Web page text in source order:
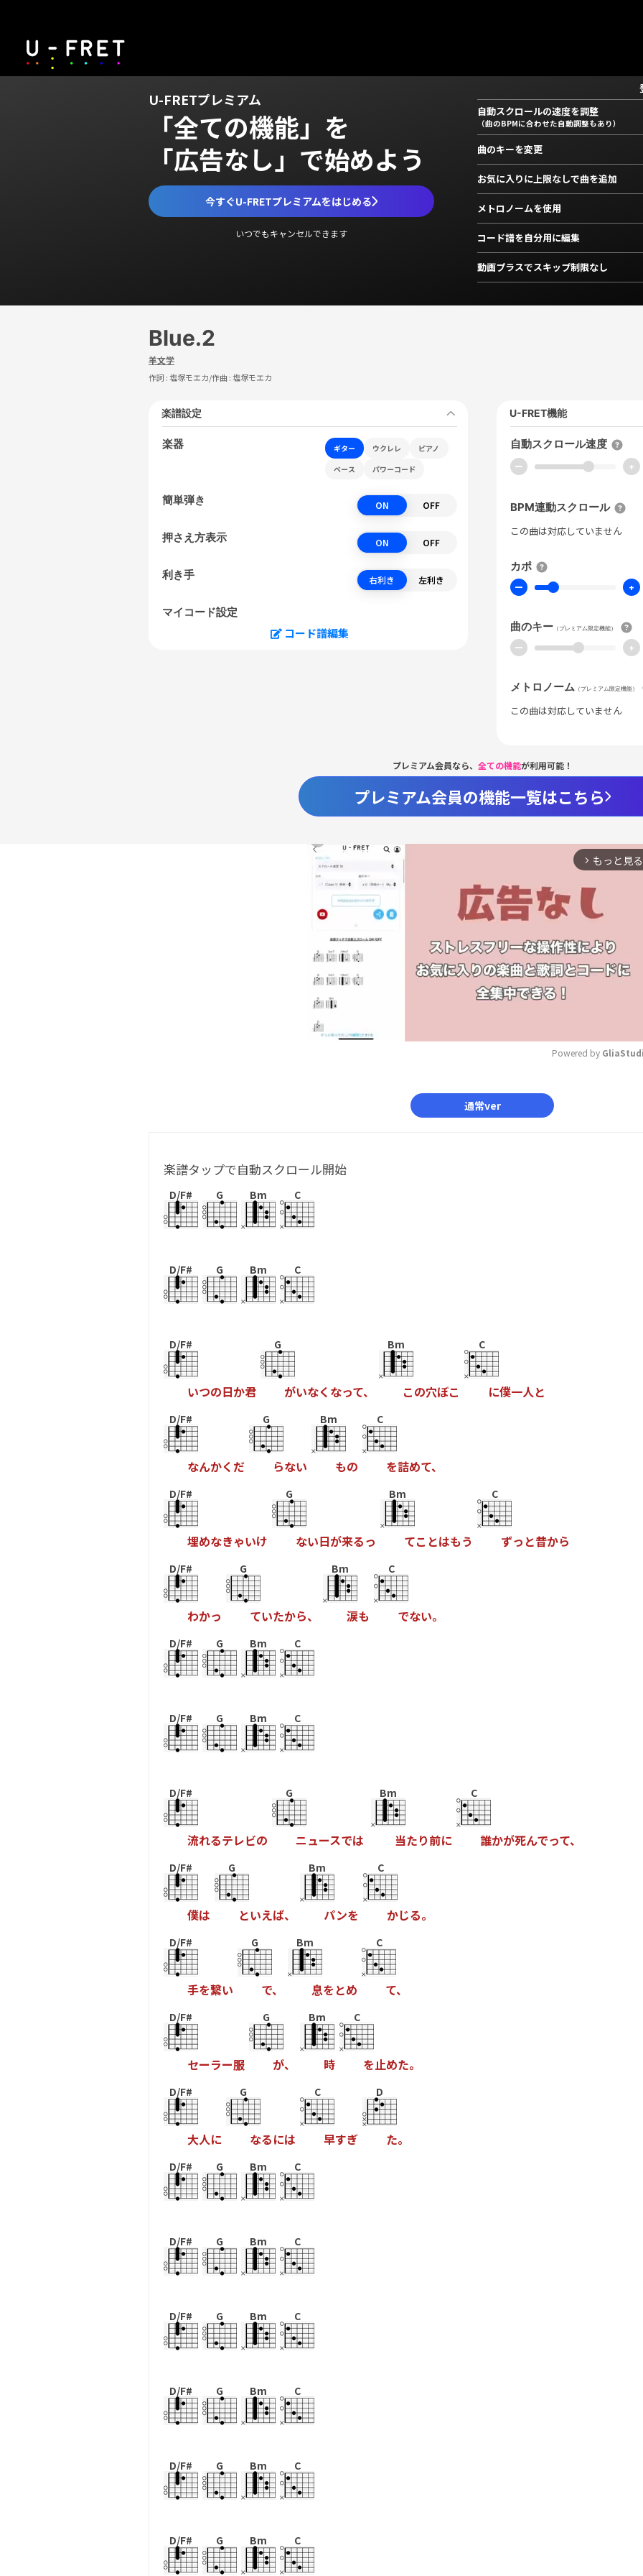
U-FRETプレミアム
「全ての機能」を
「広告なし」で始めよう
今すぐU-FRETプレミアムをはじめる
いつでもキャンセルできます
自動スクロールの速度を調整
（曲のBPMに合わせた自動調整もあり）
曲のキーを変更
お気に入りに上限なしで曲を追加
メトロノームを使用
コード譜を自分用に編集
動画プラスでスキップ制限なし
Blue.2
羊文学
作詞 :塩塚モエカ/作曲 :塩塚モエカ
楽譜設定
楽器 ギター ウクレレ
ピアノ
ベース
パワーコード
簡単弾き ON OFF
押さえ方表示 ON OFF
利き手 右利き 左利き
マイコード設定
コード譜編集
U-FRET機能
自動スクロール速度
ー +
BPM連動スクロール
この曲は対応していません
カポ
ー +
曲のキー （プレミアム限定機能）
ー +
メトロノーム （プレミアム限定機能）
この曲は対応していません
プレミアム会員なら、 全ての機能が利用可能！
プレミアム会員の機能一覧はこちら
arrow_forward_ios もっと見る
Powered by
通常ver
楽譜タップで自動スクロール開始
D/F# G Bm C
D/F# G Bm C
D/F#
いつの日か君
G
がいなく なって、
Bm
この穴ぼこ
C
に僕一人と
D/F#
なんかく だ
G
らない
Bm
もの
C
を詰めて、
D/F#
埋めなきゃいけ
G
ない日が来るっ
Bm
てこ とはもう
C
ずっ と昔から
D/F#
わかっ
G
ていたから、
Bm
涙も
C
でない。
D/F# G Bm C
D/F# G Bm C
D/F#
流れるテレビの
G
ニュースでは
Bm
当たり前に
C
誰かが死んでって、
D/F#
僕は
G
といえば、
Bm
パンを
C
かじる。
D/F#
手を繋い
G
で、
Bm
息をとめ
C
て、
D/F#
セーラー服
G
が、
Bm
時
C
を止めた。
D/F#
大人に
G
なるには
C
早すぎ
D
た。
D/F# G Bm C
D/F# G Bm C
D/F# G Bm C
D/F# G Bm C
D/F# G Bm C
D/F# G Bm C